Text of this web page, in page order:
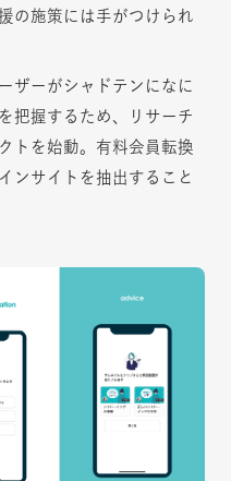
の施策には手がつけられ
ザーがシャドテンになに
把握するため、リサーチ
トを始動。有料会員転換
ンサイトを抽出すること